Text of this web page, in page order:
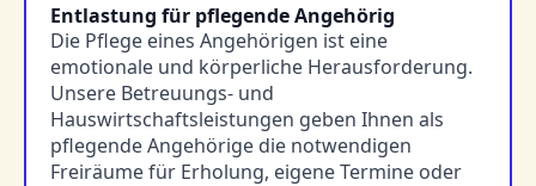
Entlastung für pflegende Angehörig
Die Pflege eines Angehörigen ist eine
emotionale und körperliche Herausforderung.
Unsere Betreuungs- und
Hauswirtschaftsleistungen geben Ihnen als
pflegende Angehörige die notwendigen
Freiräume für Erholung, eigene Termine oder